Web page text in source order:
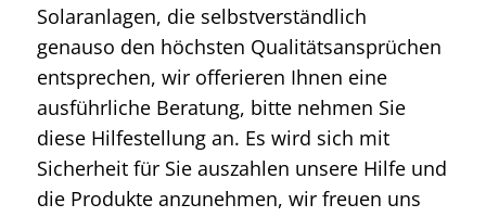
Solaranlagen, die selbstverständlich
genauso den höchsten Qualitätsansprüchen
entsprechen, wir offerieren Ihnen eine
ausführliche Beratung, bitte nehmen Sie
diese Hilfestellung an. Es wird sich mit
Sicherheit für Sie auszahlen unsere Hilfe und
die Produkte anzunehmen, wir freuen uns